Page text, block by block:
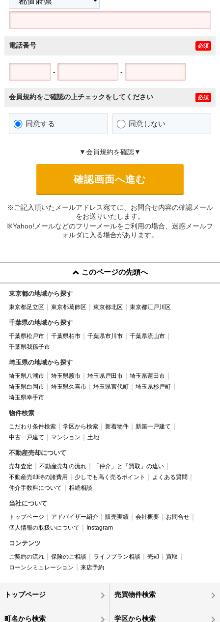
電話番号 必須
- -
会員規約をご確認の上チェックをしてください 必須
同意する 同意しない
▼会員規約を確認▼
※ご記入頂いたメールアドレス宛てに、お問合せ内容の確認メール
をお送りいたします。
※Yahoo!メールなどのフリーメールをご利用の場合、迷惑メールフ
ォルダに入る場合があります。
このページの先頭へ
東京都の地域から探す
東京都足立区 東京都葛飾区 東京都北区 東京都江戸川区
千葉県の地域から探す
千葉県松戸市 千葉県柏市 千葉県市川市
千葉県流山市
千葉県我孫子市
埼玉県の地域から探す
埼玉県八潮市 埼玉県蕨市 埼玉県戸田市
埼玉県蓮田市
埼玉県白岡市
埼玉県久喜市 埼玉県宮代町
埼玉県杉戸町
埼玉県幸手市
物件検索
こだわり条件検索 学区から検索 新着物件
新築一戸建て
中古一戸建て
マンション 土地
不動産売却について
売却査定 不動産売却の流れ
「仲介」と「買取」の違い
不動産売却時の諸費用
少しでも高く売るポイント
よくある質問
仲介手数料について
相続相談
当社について
トップページ アドバイザー紹介 販売実績 会社概要
お問合せ
個人情報の取扱いについて
Instagram
コンテンツ
ご契約の流れ 保険のご相談 ライフプラン相談 売却
買取
ローンシミュレーション
来店予約
トップページ 売買物件検索
町名から検索 学区から検索